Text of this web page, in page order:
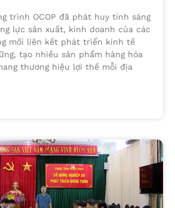
trình OCOP đã phát huy tính sáng
lực sản xuất, kinh doanh của các
mối liên kết phát triển kinh tế
tạo nhiều sản phẩm hàng hóa
thương hiệu lợi thế mỗi địa